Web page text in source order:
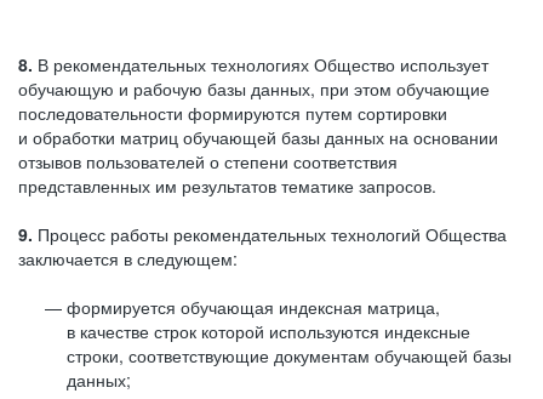
8. В рекомендательных технологиях Общество использует
обучающую и рабочую базы данных, при этом обучающие
последовательности формируются путем сортировки
и обработки матриц обучающей базы данных на основании
отзывов пользователей о степени соответствия
представленных им результатов тематике запросов.
9. Процесс работы рекомендательных технологий Общества
заключается в следующем:
формируется обучающая индексная матрица,
в качестве строк которой используются индексные
строки, соответствующие документам обучающей базы
данных;